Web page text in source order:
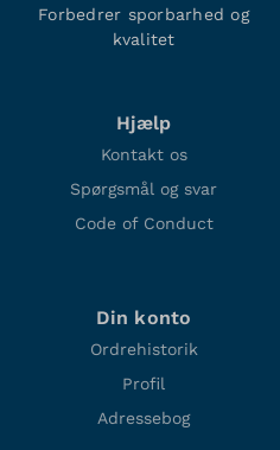
Forbedrer sporbarhed og
kvalitet
Hjælp
Kontakt os
Spørgsmål og svar
Code of Conduct
Din konto
Ordrehistorik
Profil
Adressebog